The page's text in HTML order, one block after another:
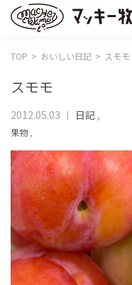
TOP おいしい日記 スモモ
スモモ
2012.05.03 日記 ,
果物,